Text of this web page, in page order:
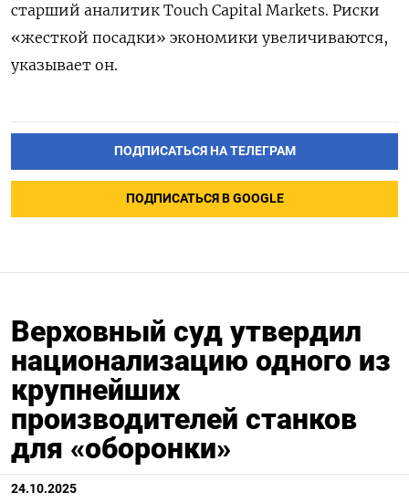
старший аналитик Touch Capital Markets. Риски
«жесткой посадки» экономики увеличиваются,
указывает он.
ПОДПИСАТЬСЯ НА ТЕЛЕГРАМ
ПОДПИСАТЬСЯ В GOOGLE
Верховный суд утвердил
национализацию одного из
крупнейших
производителей станков
для «оборонки»
24.10.2025